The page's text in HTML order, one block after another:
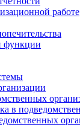
работе
функции
в